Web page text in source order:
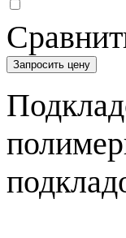
Запросить цену